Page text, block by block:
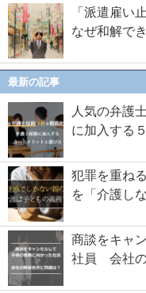
「派遣雇い
なぜ和解で
最新の記事
人気の弁護
に加入する
犯罪を重ね
を「介護し
商談をキャ
社員 会社の